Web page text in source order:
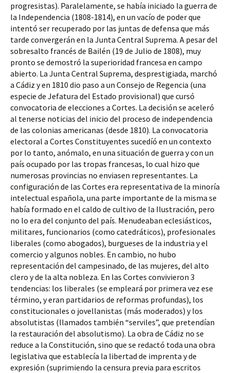
progresistas). Paralelamente, se había iniciado la guerra de
la Independencia (1808-1814), en un vacío de poder que
intentó ser recuperado por las juntas de defensa que más
tarde convergerán en la Junta Central Suprema. A pesar del
sobresalto francés de Bailén (19 de Julio de 1808), muy
pronto se demostró la superioridad francesa en campo
abierto. La Junta Central Suprema, desprestigiada, marchó
a Cádiz y en 1810 dio paso a un Consejo de Regencia (una
especie de Jefatura del Estado provisional) que cursó
convocatoria de elecciones a Cortes. La decisión se aceleró
al tenerse noticias del inicio del proceso de independencia
de las colonias americanas (desde 1810). La convocatoria
electoral a Cortes Constituyentes sucedíó en un contexto
por lo tanto, anómalo, en una situación de guerra y con un
país ocupado por las tropas francesas, lo cual hizo que
numerosas provincias no enviasen representantes. La
configuración de las Cortes era representativa de la minoría
intelectual española, una parte importante de la misma se
había formado en el caldo de cultivo de la Ilustración, pero
no lo era del conjunto del país. Menudeaban eclesiásticos,
militares, funcionarios (como catedráticos), profesionales
liberales (como abogados), burgueses de la industria y el
comercio y algunos nobles. En cambio, no hubo
representación del campesinado, de las mujeres, del alto
clero y de la alta nobleza. En las Cortes convivieron 3
tendencias: los liberales (se empleará por primera vez ese
término, y eran partidarios de reformas profundas), los
constitucionales o jovellanistas (más moderados) y los
absolutistas (llamados también “serviles”, que pretendían
la restauración del absolutismo). La obra de Cádiz no se
reduce a la Constitución, sino que se redactó toda una obra
legislativa que establecía la libertad de imprenta y de
expresión (suprimiendo la censura previa para escritos